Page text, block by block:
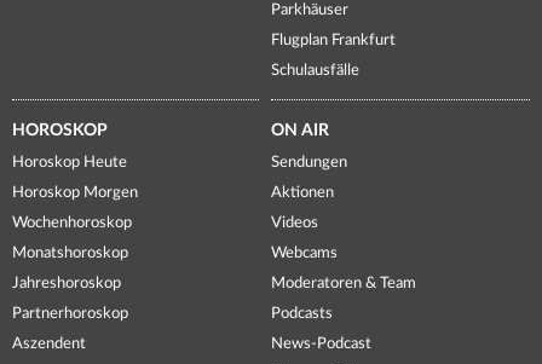
Parkhäuser
Flugplan Frankfurt
Schulausfälle
HOROSKOP
Horoskop Heute
Horoskop Morgen
Wochenhoroskop
Monatshoroskop
Jahreshoroskop
Partnerhoroskop
Aszendent
ON AIR
Sendungen
Aktionen
Videos
Webcams
Moderatoren & Team
Podcasts
News-Podcast